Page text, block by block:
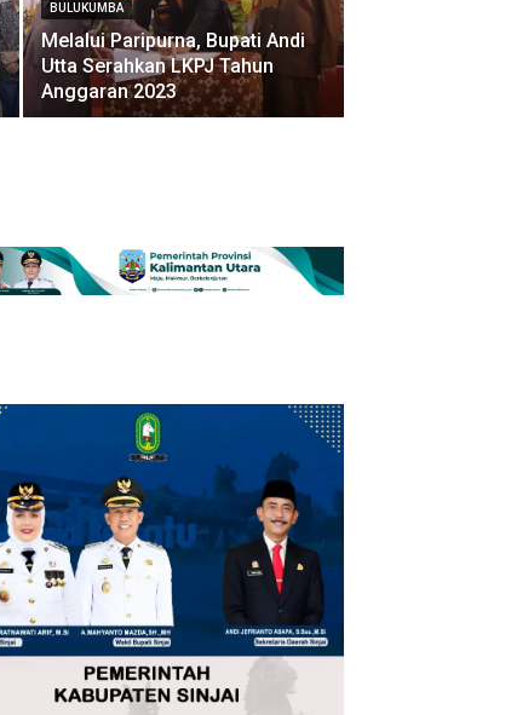
BULUKUMBA
Melalui Paripurna, Bupati Andi
Utta Serahkan LKPJ Tahun
Anggaran 2023